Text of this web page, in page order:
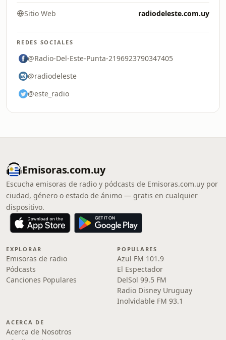
Sitio Web radiodeleste.com.uy
REDES SOCIALES
@Radio-Del-Este-Punta-2196923790347405
@radiodeleste
@este_radio
Emisoras.com.uy
Escucha emisoras de radio y pódcasts de Emisoras.com.uy por
ciudad, género o estado de ánimo — gratis en cualquier
dispositivo.
EXPLORAR
Emisoras de radio
Pódcasts
Canciones Populares
POPULARES
Azul FM 101.9
El Espectador
DelSol 99.5 FM
Radio Disney Uruguay
Inolvidable FM 93.1
ACERCA DE
Acerca de Nosotros